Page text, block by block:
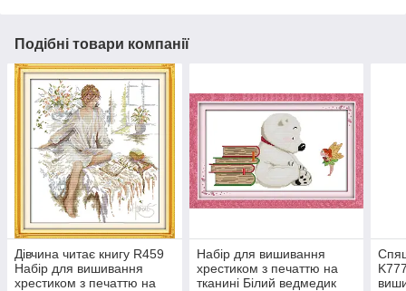
Подібні товари компанії
Дівчина читає книгу R459
Набір для вишивання
хрестиком з печаттю на
Набір для вишивання
хрестиком з печаттю на
тканині Білий ведмедик